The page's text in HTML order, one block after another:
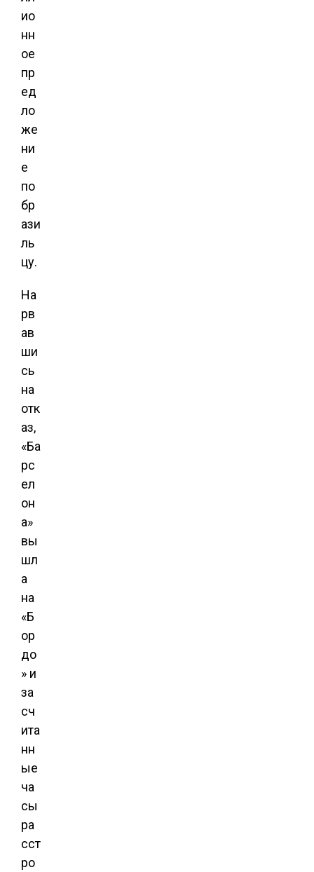
ио
нн
ое
пр
ед
ло
же
ни
е
по
бр
ази
ль
цу.
На
рв
ав
ши
сь
на
отк
аз,
«Ба
рс
ел
он
а»
вы
шл
а
на
«Б
ор
до
» и
за
сч
ита
нн
ые
ча
сы
ра
сст
ро